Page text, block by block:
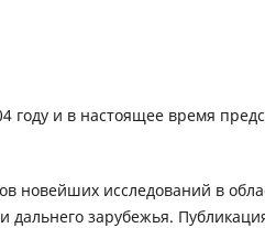
году и в настоящее время
новейших исследований в
дальнего зарубежья.